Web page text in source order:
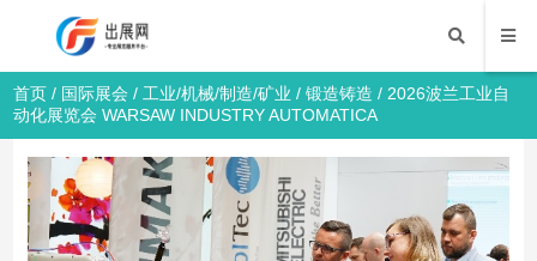
首页 / 国际展会 / 工业/机械/制造/矿业 /锻造铸造 / 2026波兰工业自
动化展览会 WARSAW INDUSTRY AUTOMATICA